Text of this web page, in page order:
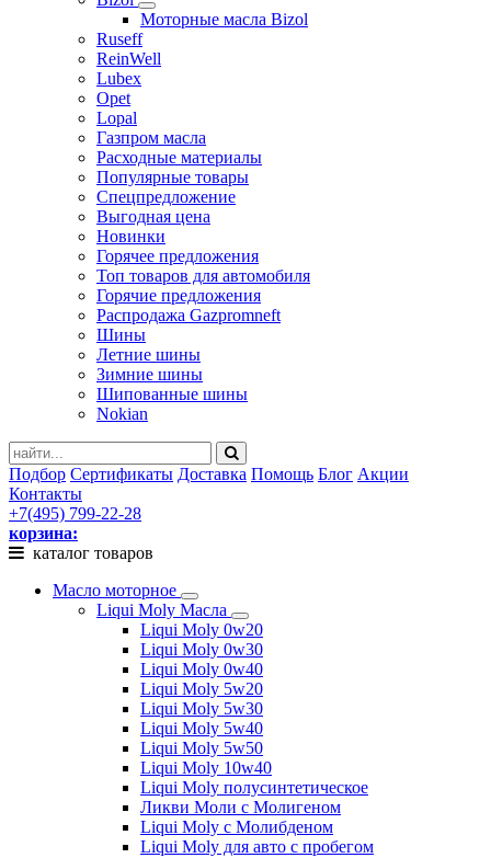
Моторные масла Bizol
Ruseff
ReinWell
Lubex
Opet
Lopal
Газпром масла
Расходные материалы
Популярные товары
Спецпредложение
Выгодная цена
Новинки
Горячее предложения
Топ товаров для автомобиля
Горячие предложения
Распродажа Gazpromneft
Шины
Летние шины
Зимние шины
Шипованные шины
Nokian
Подбор Сертификаты Доставка Помощь Блог Акции
Контакты
+7(495) 799-22-28
корзина:
каталог товаров
Масло моторное
Liqui Moly Масла
Liqui Moly 0w20
Liqui Moly 0w30
Liqui Moly 0w40
Liqui Moly 5w20
Liqui Moly 5w30
Liqui Moly 5w40
Liqui Moly 5w50
Liqui Moly 10w40
Liqui Moly полусинтетическое
Ликви Моли с Молигеном
Liqui Moly с Молибденом
Liqui Moly для авто с пробегом